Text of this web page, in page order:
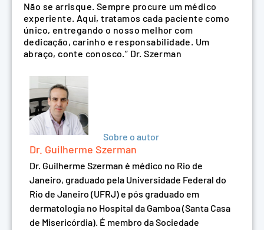
Não se arrisque. Sempre procure um médico
experiente. Aqui, tratamos cada paciente como
único, entregando o nosso melhor com
dedicação, carinho e responsabilidade. Um
abraço, conte conosco.” Dr. Szerman
Sobre o autor
Dr. Guilherme Szerman
Dr. Guilherme Szerman é médico no Rio de
Janeiro, graduado pela Universidade Federal do
Rio de Janeiro (UFRJ) e pós graduado em
dermatologia no Hospital da Gamboa (Santa Casa
de Misericórdia). É membro da Sociedade